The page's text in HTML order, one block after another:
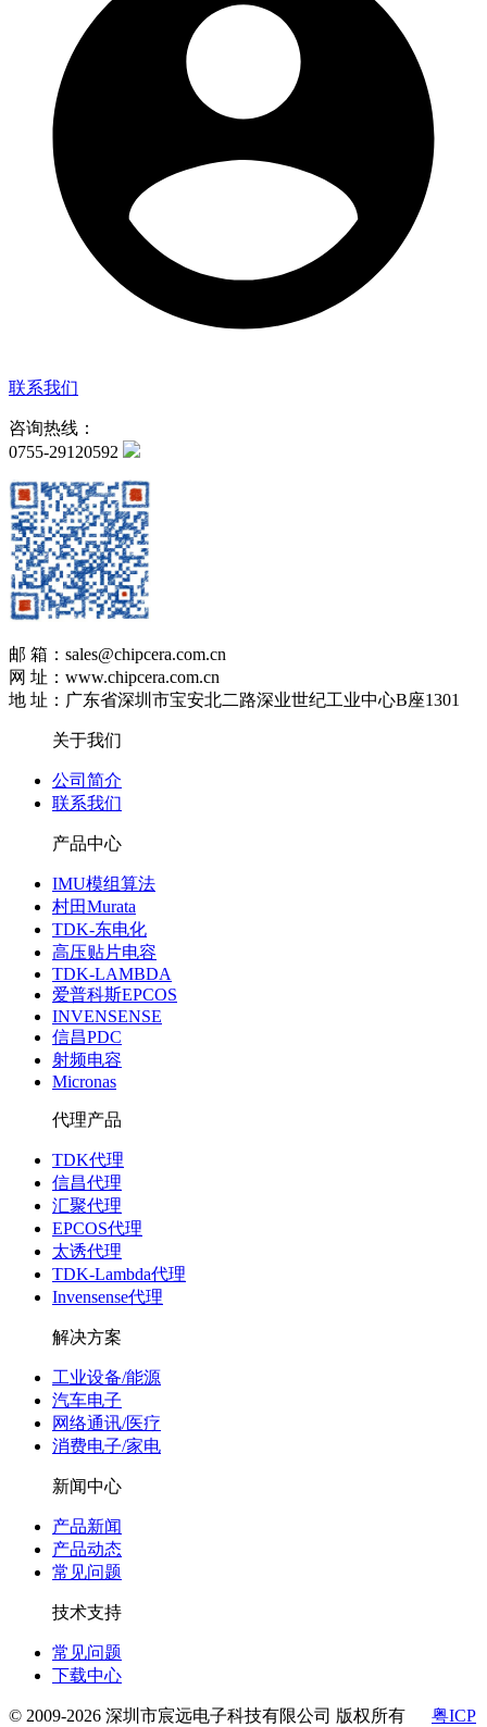
联系我们
咨询热线：
0755-29120592
邮 箱：sales@chipcera.com.cn
网 址：www.chipcera.com.cn
地 址：广东省深圳市宝安北二路深业世纪工业中心B座1301
关于我们
公司简介
联系我们
产品中心
IMU模组算法
村田Murata
TDK-东电化
高压贴片电容
TDK-LAMBDA
爱普科斯EPCOS
INVENSENSE
信昌PDC
射频电容
Micronas
代理产品
TDK代理
信昌代理
汇聚代理
EPCOS代理
太诱代理
TDK-Lambda代理
Invensense代理
解决方案
工业设备/能源
汽车电子
网络通讯/医疗
消费电子/家电
新闻中心
产品新闻
产品动态
常见问题
技术支持
常见问题
下载中心
© 2009-2026 深圳市宸远电子科技有限公司 版权所有 粤ICP